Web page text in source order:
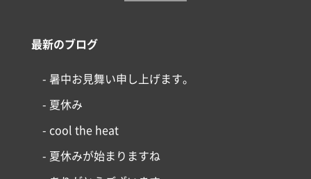
コンセプト
最新のブログ
- 暑中お見舞い申し上げます。
- 夏休み
- cool the heat
- 夏休みが始まりますね